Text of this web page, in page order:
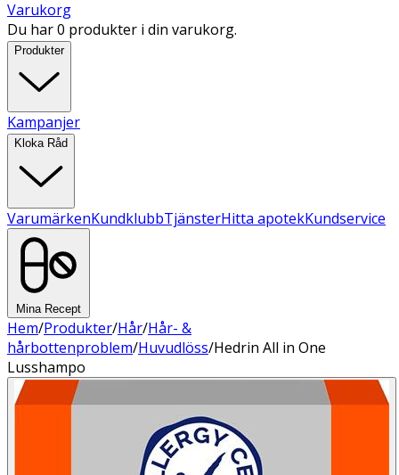
Varukorg
Du har 0 produkter i din varukorg.
Produkter
Kampanjer
Kloka Råd
VarumärkenKundklubbTjänsterHitta apotekKundservice
Mina Recept
Hem/Produkter/Hår/Hår- &
hårbottenproblem/Huvudlöss/Hedrin All in One
Lusshampo